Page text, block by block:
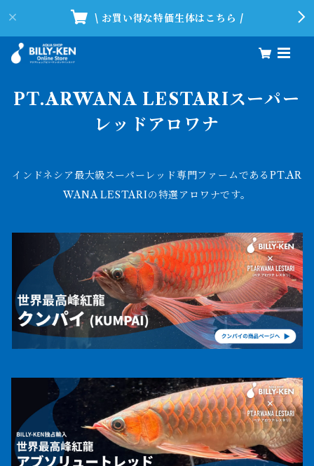
\ お買い得な特価生体はこちら /
PT.ARWANA LESTARIスーパー
レッドアロワナ
インドネシア最大級スーパーレッド専門ファームであるPT.AR
WANA LESTARIの特選アロワナです。